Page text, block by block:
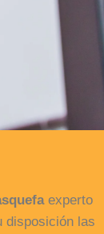
experto
disposición las